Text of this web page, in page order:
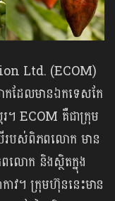
Ltd. (ECOM)
ដែលមានឯកទេសកែ
។ ECOM គឺជាក្រុម
បស់ពិភពលោក មាន​
លោក និងស្ថិតក្នុង
កាវ។ ក្រុមហ៊ុននេះមាន